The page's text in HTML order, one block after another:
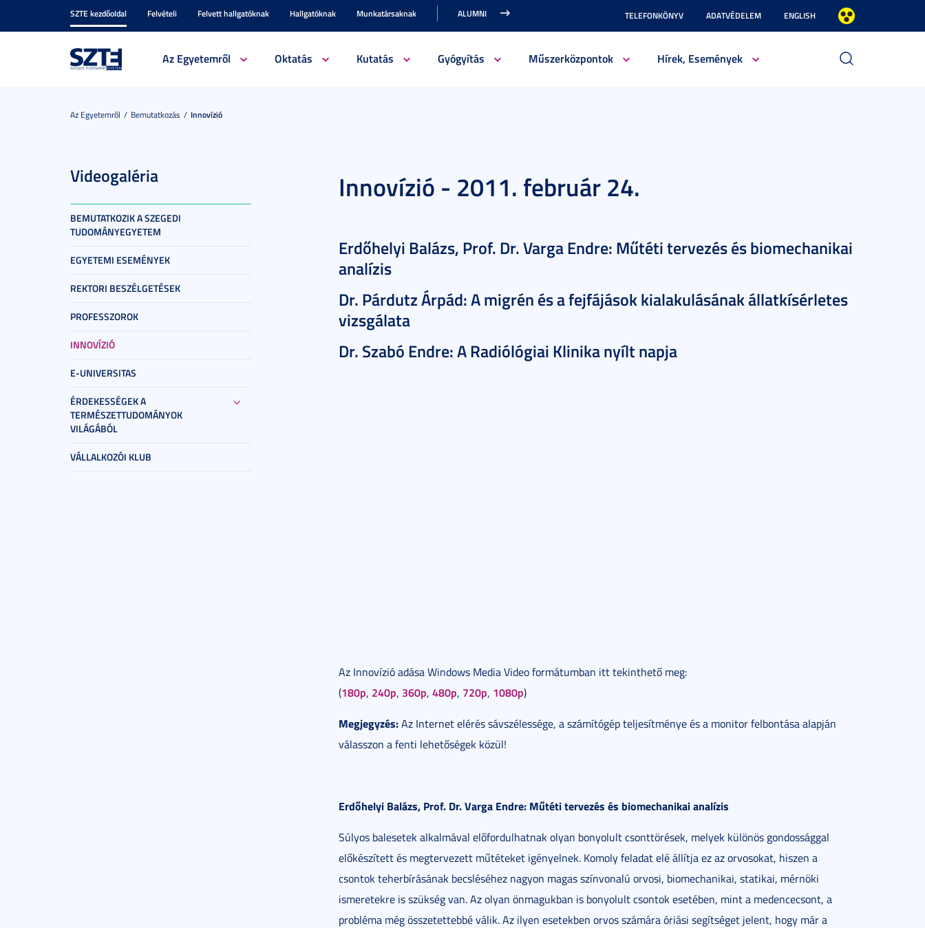
SZTE kezdőoldal Felvételi Felvett hallgatóknak Hallgatóknak Munkatársaknak ALUMNI TELEFONKÖNYV ADATVÉDELEM ENGLISH
Az Egyetemről Oktatás Kutatás Gyógyítás Műszerközpontok Hírek, Események
Az Egyetemről Bemutatkozás Innovízió
Videogaléria
BEMUTATKOZIK A SZEGEDI
TUDOMÁNYEGYETEM
EGYETEMI ESEMÉNYEK
REKTORI BESZÉLGETÉSEK
PROFESSZOROK
INNOVÍZIÓ
E-UNIVERSITAS
ÉRDEKESSÉGEK A
TERMÉSZETTUDOMÁNYOK
VILÁGÁBÓL
VÁLLALKOZÓI KLUB
Innovízió - 2011. február 24.
Erdőhelyi Balázs, Prof. Dr. Varga Endre: Műtéti tervezés és biomechanikai
analízis
Dr. Párdutz Árpád: A migrén és a fejfájások kialakulásának állatkísérletes
vizsgálata
Dr. Szabó Endre: A Radiólógiai Klinika nyílt napja
Az Innovízió adása Windows Media Video formátumban itt tekinthető meg:
(180p, 240p, 360p, 480p, 720p, 1080p)
Megjegyzés:Az Internet elérés sávszélessége, a számítógép teljesítménye és a monitor felbontása alapján
válasszon a fenti lehetőségek közül!
Erdőhelyi Balázs, Prof. Dr. Varga Endre: Műtéti tervezés és biomechanikai analízis
Súlyos balesetek alkalmával előfordulhatnak olyan bonyolult csonttörések, melyek különös gondossággal
előkészített és megtervezett műtéteket igényelnek. Komoly feladat elé állítja ez az orvosokat, hiszen a
csontok teherbírásának becsléséhez nagyon magas színvonalú orvosi, biomechanikai, statikai, mérnöki
ismeretekre is szükség van. Az olyan önmagukban is bonyolult csontok esetében, mint a medencecsont, a
probléma még összetettebbé válik. Az ilyen esetekben orvos számára óriási segítséget jelent, hogy már a